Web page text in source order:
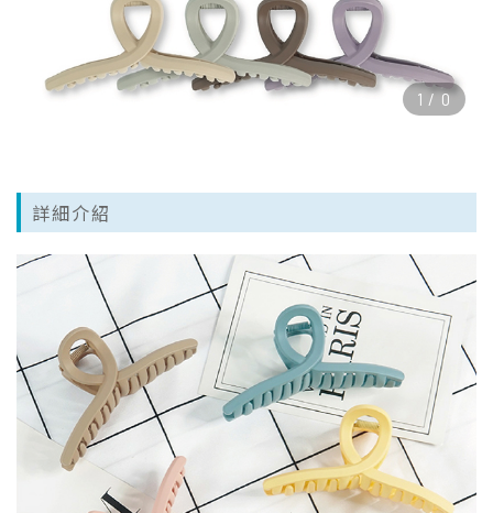
1 / 0
詳細介紹